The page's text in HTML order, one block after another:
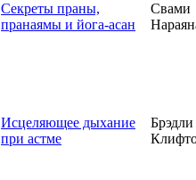
Секреты праны,
пранаямы и йога-асан
Свами
Исцеляющее дыхание
при астме